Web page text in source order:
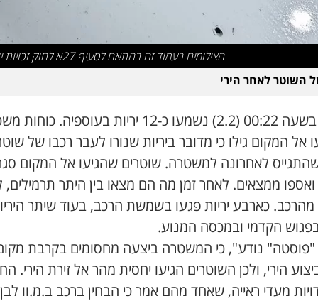
הצילומים בעמוד זה בהתאם לסעיף 27א לחוק זכויות יוצרים
השוטר לאחר הירי
בערך בשעה 00:22 (2.2) נשמעו כ-12 יריות בעוספיה.
אל המקום גילו כי מדובר ביריות שנורו לעבר רכבו של
לאחרונה למשטרה. שוטרים שהגיעו אל המקום
ואספו ממצאים. לאחר זמן מה הם מצאו בין היתר תרמילים,
כארבע יריות פגעו בשמשת הרכב, בעוד שיתר
הקדמי ובמכסה המנוע.
נודע", כי המשטרה ביצעה מחסומים בקרבת
הירי, ולכן השוטרים הגיעו יחסית מהר אל זירת הירי.
מעדי ראייה, שאחד מהם אמר כי הבחין ברכב ב.מ.וו